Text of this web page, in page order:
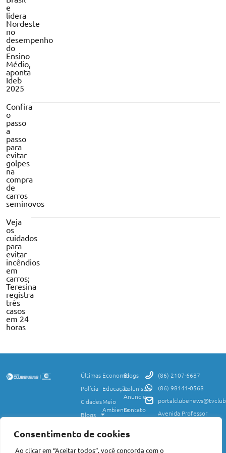
Consentimento de cookies
Ao clicar em “Aceitar todos”, você concorda com o
e
lidera
Nordeste
no
desempenho
do
Ensino
Médio,
aponta
Ideb
2025
Confira
o
passo
a
passo
para
evitar
golpes
na
compra
de
carros
seminovos
Veja
os
cuidados
para
evitar
incêndios
em
carros;
Teresina
registra
três
casos
em 24
horas
Últimas
Polícia
Cidades
Blogs
Economia
Educação
Meio
Ambiente
e
Saúde
Blogs
Colunistas
Anuncie
Contato
Privacidade
(86) 2107-6687
(86) 98141-0568
Avenida Professor